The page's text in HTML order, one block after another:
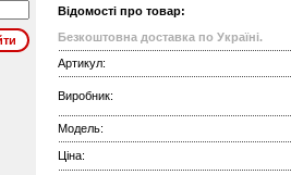
Відомості про товар:
Безкоштовна доставка по Україні.
Артикул:
Виробник:
Модель:
Ціна: